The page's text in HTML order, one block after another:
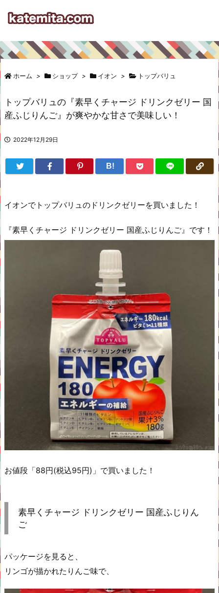
ホーム > ショップ > イオン > トップバリュ
トップバリュの『素早くチャージ ドリンクゼリー 国
産ふじりんご』が爽やかな甘さで美味しい！
2022年12月29日
B!
イオンでトップバリュのドリンクゼリーを買いました！
『素早くチャージ ドリンクゼリー 国産ふじりんご』です！
お値段「88円(税込95円)」で買いました！
素早くチャージ ドリンクゼリー 国産ふじりん
ご
パッケージを見ると、
リンゴが描かれたりんご味で、